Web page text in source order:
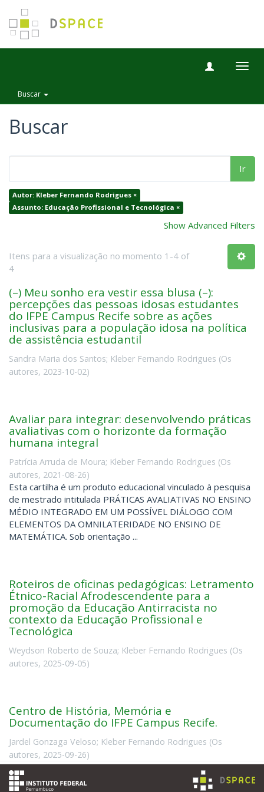
Buscar
Buscar
Ir
Autor: Kleber Fernando Rodrigues ×
Assunto: Educação Profissional e Tecnológica ×
Show Advanced Filters
Itens para a visualização no momento 1-4 of
4
(–) Meu sonho era vestir essa blusa (–):
percepções das pessoas idosas estudantes
do IFPE Campus Recife sobre as ações
inclusivas para a população idosa na política
de assistência estudantil
Sandra Maria dos Santos; Kleber Fernando Rodrigues (Os
autores, 2023-10-02)
Avaliar para integrar: desenvolvendo práticas
avaliativas com o horizonte da formação
humana integral
Patrícia Arruda de Moura; Kleber Fernando Rodrigues (Os
autores, 2021-08-26)
Esta cartilha é um produto educacional vinculado à pesquisa
de mestrado intitulada PRÁTICAS AVALIATIVAS NO ENSINO
MÉDIO INTEGRADO EM UM POSSÍVEL DIÁLOGO COM
ELEMENTOS DA OMNILATERIDADE NO ENSINO DE
MATEMÁTICA. Sob orientação ...
Roteiros de oficinas pedagógicas: Letramento
Étnico-Racial Afrodescendente para a
promoção da Educação Antirracista no
contexto da Educação Profissional e
Tecnológica
Weydson Roberto de Souza; Kleber Fernando Rodrigues (Os
autores, 2025-09-05)
Centro de História, Memória e
Documentação do IFPE Campus Recife.
Jardel Gonzaga Veloso; Kleber Fernando Rodrigues (Os
autores, 2025-09-26)